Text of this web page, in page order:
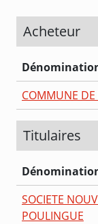
Acheteur
COMMUNE
Titulaires
SOCIETE
POULINGUE